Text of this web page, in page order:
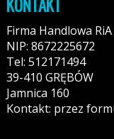
KONTAKT
Firma Handlowa RiA
NIP: 8672225672
Tel: 512171494
39-410 GRĘBÓW
Jamnica 160
Kontakt: przez